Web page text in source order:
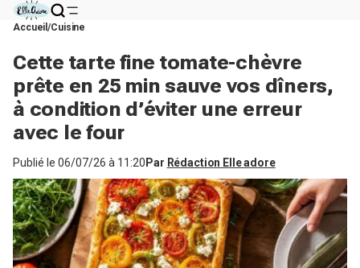
Accueil Cuisine
Cette tarte fine tomate-chèvre
prête en 25 min sauve vos dîners,
à condition d’éviter une erreur
avec le four
Publié le 06/07/26 à 11:20 Par Rédaction Elle adore